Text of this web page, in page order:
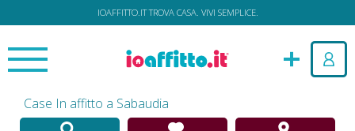
IOAFFITTO.IT TROVA CASA. VIVI SEMPLICE.
Case In affitto a Sabaudia